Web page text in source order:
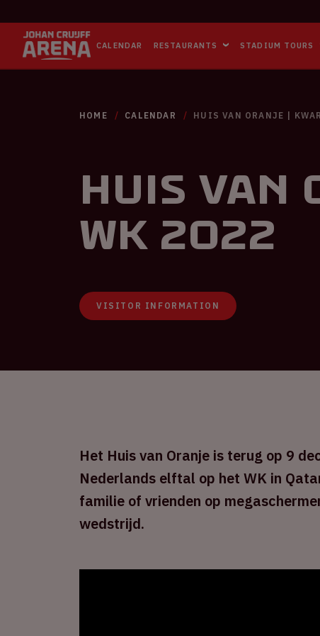
CALENDAR RESTAURANTS STADIUM TOURS
HOME CALENDAR HUIS VAN ORANJE |
Huis
WK 2022
VISITOR INFORMATION
Het Huis van Oranje is terug op 9
Nederlands elftal op het WK in
familie of vrienden op
wedstrijd.